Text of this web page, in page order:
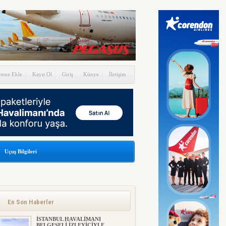
Ekle Kayıt Ol Giriş Künye İletişim
Uçuş Bilgileri
En Son Haberler
İSTANBUL HAVALİMANI